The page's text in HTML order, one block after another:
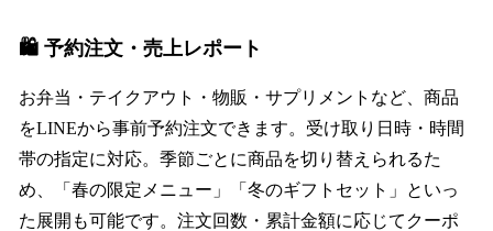
🛍️ 予約注文・売上レポート
お弁当・テイクアウト・物販・サプリメントなど、商品
をLINEから事前予約注文できます。受け取り日時・時間
帯の指定に対応。季節ごとに商品を切り替えられるた
め、「春の限定メニュー」「冬のギフトセット」といっ
た展開も可能です。注文回数・累計金額に応じてクーポ